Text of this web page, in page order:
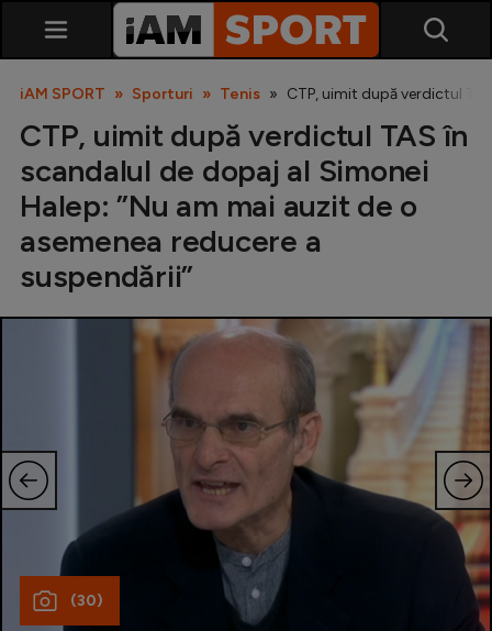
SuperLiga
Liga 2
Cupa României
Echipa Națională
Fotbal feminin
Special
iAM SPORT Sporturi Tenis CTP, uimit după verdictul
CTP, uimit după verdictul TAS în
scandalul de dopaj al Simonei
Halep: ”Nu am mai auzit de o
asemenea reducere a
suspendării”
(30)